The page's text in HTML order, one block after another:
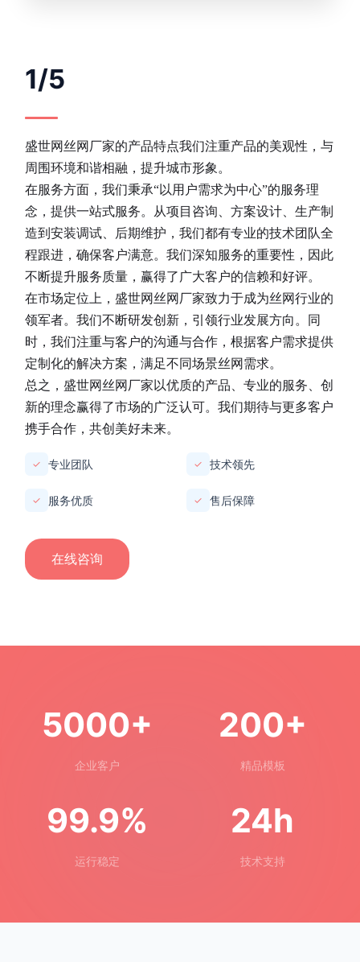
1/5
盛世网丝网厂家的产品特点我们注重产品的美观性，与
周围环境和谐相融，提升城市形象。
在服务方面，我们秉承“以用户需求为中心”的服务理
念，提供一站式服务。从项目咨询、方案设计、生产制
造到安装调试、后期维护，我们都有专业的技术团队全
程跟进，确保客户满意。我们深知服务的重要性，因此
不断提升服务质量，赢得了广大客户的信赖和好评。
在市场定位上， 盛世网丝网厂家致力于成为丝网行业的
领军者。我们不断研发创新，引领行业发展方向。同
时，我们注重与客户的沟通与合作，根据客户需求提供
定制化的解决方案，满足不同场景丝网需求。
总之， 盛世网丝网厂家以优质的产品、专业的服务、创
新的理念赢得了市场的广泛认可。我们期待与更多客户
携手合作，共创美好未来。
✓ 专业团队 ✓ 技术领先
✓ 服务优质 ✓ 售后保障
在线咨询
5000+
企业客户
200+
精品模板
99.9%
运行稳定
24h
技术支持